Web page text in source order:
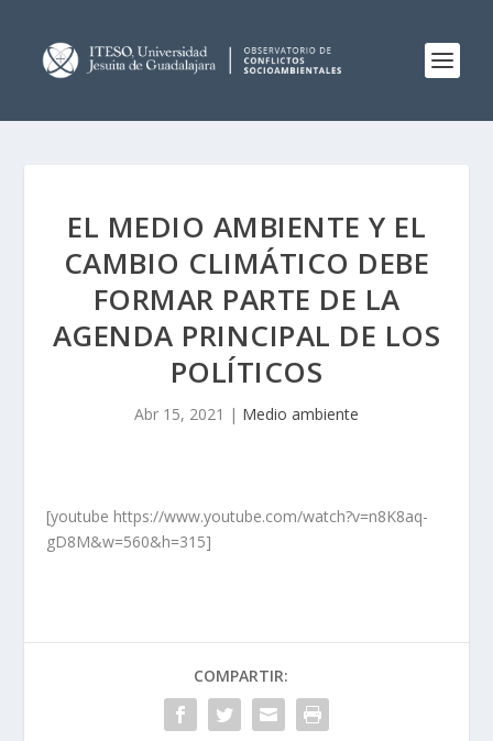
EL MEDIO AMBIENTE Y EL
CAMBIO CLIMÁTICO DEBE
FORMAR PARTE DE LA
AGENDA PRINCIPAL DE LOS
POLÍTICOS
Abr 15, 2021 | Medio ambiente
[youtube https://www.youtube.com/watch?v=n8K8aq-
gD8M&w=560&h=315]
COMPARTIR: